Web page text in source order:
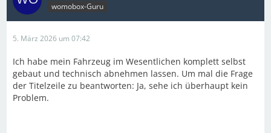
womobox-Guru
5. März 2026 um 07:42
Ich habe mein Fahrzeug im Wesentlichen komplett selbst
gebaut und technisch abnehmen lassen. Um mal die Frage
der Titelzeile zu beantworten: Ja, sehe ich überhaupt kein
Problem.